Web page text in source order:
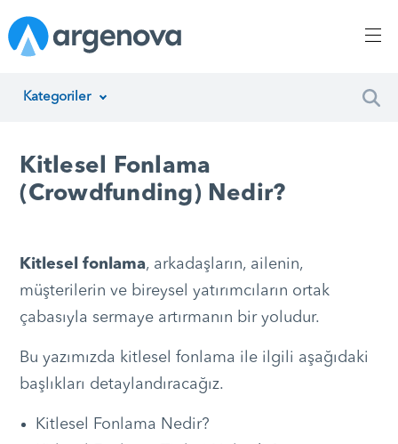
Kategoriler
Argenova
Girişimcilik
Proje Yönetimi
Teknoloji
Kitlesel Fonlama
(Crowdfunding) Nedir?
Kitlesel fonlama, arkadaşların, ailenin,
müşterilerin ve bireysel yatırımcıların ortak
çabasıyla sermaye artırmanın bir yoludur.
Bu yazımızda kitlesel fonlama ile ilgili aşağıdaki
başlıkları detaylandıracağız.
Kitlesel Fonlama Nedir?